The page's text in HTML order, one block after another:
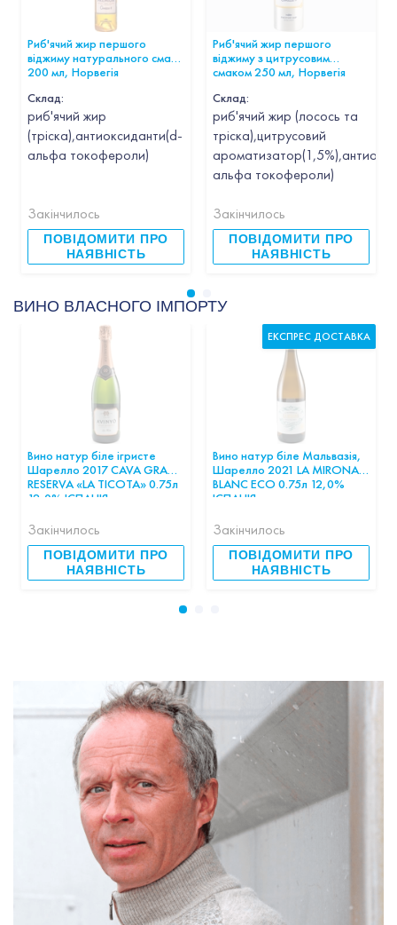
Риб'ячий жир першого
віджиму натурального смаку
200 мл, Норвегія
Склад:
риб'ячий жир
(тріска),антиоксиданти(d-
альфа токофероли)
Закінчилось
ПОВІДОМИТИ ПРО
НАЯВНІСТЬ
Риб'ячий жир першого
віджиму з цитрусовим
смаком 250 мл, Норвегія
Склад:
риб'ячий жир (лосось та
тріска),цитрусовий
альфа токофероли)
Закінчилось
ПОВІДОМИТИ ПРО
НАЯВНІСТЬ
ВИНО ВЛАСНОГО ІМПОРТУ
Вино натур біле ігристе
Шарелло 2017 CAVA GRAN
RESERVA «LA TICOTA» 0.75л
12,0% ІСПАНІЯ
Закінчилось
ПОВІДОМИТИ ПРО
НАЯВНІСТЬ
Вино натур біле Мальвазія,
Шарелло 2021 LA MIRONA
BLANC ECO 0.75л 12,0%
ІСПАНІЯ
Закінчилось
ПОВІДОМИТИ ПРО
НАЯВНІСТЬ
ЕКСПРЕС ДОСТАВКА